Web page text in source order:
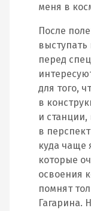
меня в
После
выступать
перед
для того,
в
и
в
куда чаще
которые
освоения
помнят
Гагарина.